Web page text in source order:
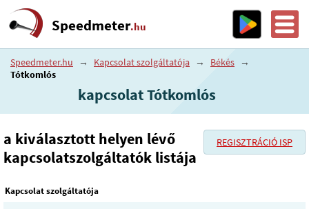
Speedmeter.hu
Speedmeter.hu → Kapcsolat szolgáltatója → Békés →
Tótkomlós
kapcsolat Tótkomlós
REGISZTRÁCIÓ ISP
a kiválasztott helyen lévő
kapcsolatszolgáltatók listája
Kapcsolat szolgáltatója